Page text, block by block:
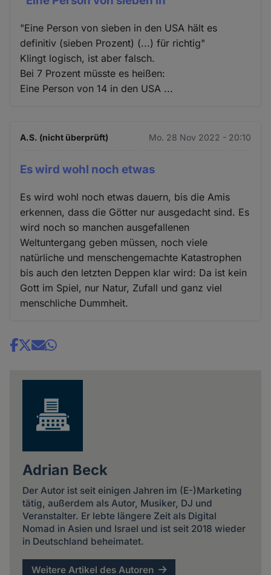
"Eine Person von sieben in den USA hält es
definitiv (sieben Prozent) (...) für richtig"
Klingt logisch, ist aber falsch.
Bei 7 Prozent müsste es heißen:
Eine Person von 14 in den USA ...
A.S. (nicht überprüft) Mo. 28 Nov 2022 - 20:10
Es wird wohl noch etwas
Es wird wohl noch etwas dauern, bis die Amis
erkennen, dass die Götter nur ausgedacht sind. Es
wird noch so manchen ausgefallenen
Weltuntergang geben müssen, noch viele
natürliche und menschengemachte Katastrophen
bis auch den letzten Deppen klar wird: Da ist kein
Gott im Spiel, nur Natur, Zufall und ganz viel
menschliche Dummheit.
Share
Adrian Beck
Der Autor ist seit einigen Jahren im (E-)Marketing
tätig, außerdem als Autor, Musiker, DJ und
Veranstalter. Er lebte längere Zeit als Digital
Nomad in Asien und Israel und ist seit 2018 wieder
in Deutschland beheimatet.
Weitere Artikel des Autoren